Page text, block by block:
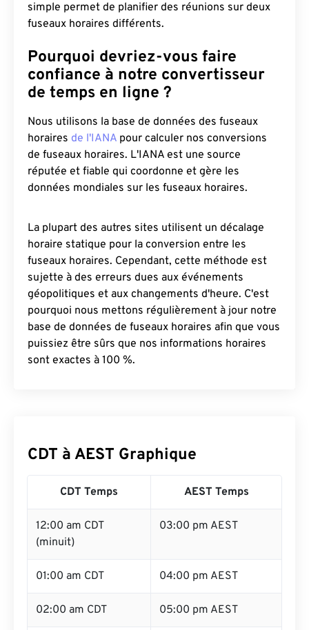
simple permet de planifier des réunions sur deux
fuseaux horaires différents.
Pourquoi devriez-vous faire
confiance à notre convertisseur
de temps en ligne ?
Nous utilisons la base de données des fuseaux
horaires de l'IANA pour calculer nos conversions
de fuseaux horaires. L'IANA est une source
réputée et fiable qui coordonne et gère les
données mondiales sur les fuseaux horaires.
La plupart des autres sites utilisent un décalage
horaire statique pour la conversion entre les
fuseaux horaires. Cependant, cette méthode est
sujette à des erreurs dues aux événements
géopolitiques et aux changements d'heure. C'est
pourquoi nous mettons régulièrement à jour notre
base de données de fuseaux horaires afin que vous
puissiez être sûrs que nos informations horaires
sont exactes à 100 %.
CDT à AEST Graphique
CDT Temps AEST Temps
12:00 am CDT
(minuit)
03:00 pm AEST
01:00 am CDT 04:00 pm AEST
02:00 am CDT 05:00 pm AEST